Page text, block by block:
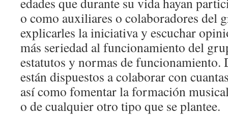
o como auxiliares o colaboradores del
explicarles la iniciativa y escuchar
más seriedad al funcionamiento del
estatutos y normas de funcionamiento.
están dispuestos a colaborar con
así como fomentar la formación
o de cualquier otro tipo que se plantee.